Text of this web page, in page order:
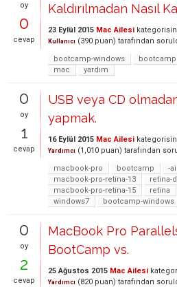
oy
0
cevap
Kaldırılmadan Nasıl
23 Eylül 2015 Mac Ailesi
Kullanıcı (390 puan) tarafından
bootcamp-windows
bootcamp
mac
yardım
0
oy
1
cevap
USB veya CD
yapmak.
16 Eylül 2015 Mac Ailesi
Yardımcı (1,010 puan) tarafından
macbook-pro
bootcamp
-
macbook-pro-retina-13
retina-
macbook-pro-retina-15
retina
windows7
bootcamp-windows
0
oy
2
cevap
MacBook Pro
BootCamp vs.
25 Ağustos 2015 Mac Ailesi
Yardımcı (820 puan) tarafından